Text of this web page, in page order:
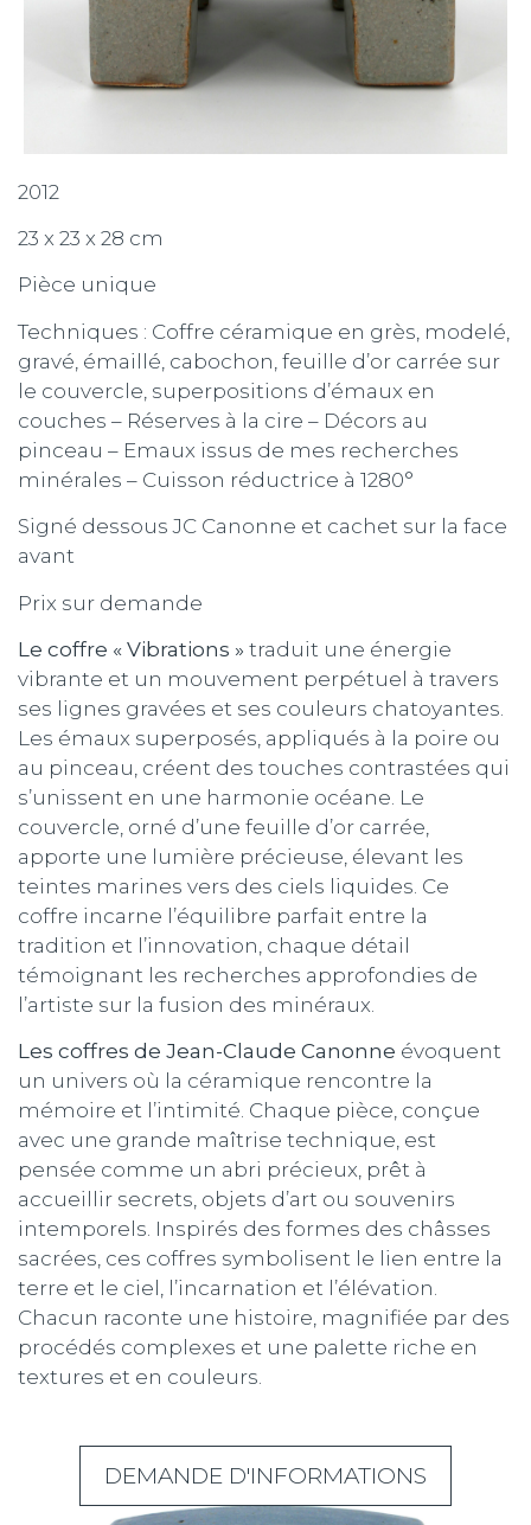
2012
23 x 23 x 28 cm
Pièce unique
Techniques : Coffre céramique en grès, modelé,
gravé, émaillé, cabochon, feuille d’or carrée sur
le couvercle, superpositions d’émaux en
couches – Réserves à la cire – Décors au
pinceau – Emaux issus de mes recherches
minérales – Cuisson réductrice à 1280°
Signé dessous JC Canonne et cachet sur la face
avant
Prix sur demande
Le coffre « Vibrations » traduit une énergie
vibrante et un mouvement perpétuel à travers
ses lignes gravées et ses couleurs chatoyantes.
Les émaux superposés, appliqués à la poire ou
au pinceau, créent des touches contrastées qui
s’unissent en une harmonie océane. Le
couvercle, orné d’une feuille d’or carrée,
apporte une lumière précieuse, élevant les
teintes marines vers des ciels liquides. Ce
coffre incarne l’équilibre parfait entre la
tradition et l’innovation, chaque détail
témoignant les recherches approfondies de
l’artiste sur la fusion des minéraux.
Les coffres de Jean-Claude Canonne évoquent
un univers où la céramique rencontre la
mémoire et l’intimité. Chaque pièce, conçue
avec une grande maîtrise technique, est
pensée comme un abri précieux, prêt à
accueillir secrets, objets d’art ou souvenirs
intemporels. Inspirés des formes des châsses
sacrées, ces coffres symbolisent le lien entre la
terre et le ciel, l’incarnation et l’élévation.
Chacun raconte une histoire, magnifiée par des
procédés complexes et une palette riche en
textures et en couleurs.
DEMANDE D'INFORMATIONS